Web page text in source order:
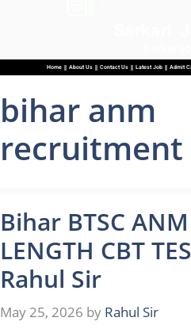
Home About Us Contact Us Latest Job Admit
bihar anm
recruitment
Bihar BTSC
LENGTH CBT
Rahul Sir
May 25, 2026 by Rahul Sir